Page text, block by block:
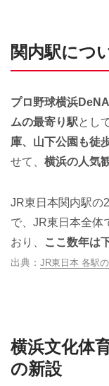
関内駅につ
プロ野球横浜
ムの最寄り駅とし
庫、山下公園も徒
せて、 横浜の人気
JR東日本関内駅の
で、JR東日本全体
おり、
ここ数年は
JR東日本 各駅
横浜文化体
の新設